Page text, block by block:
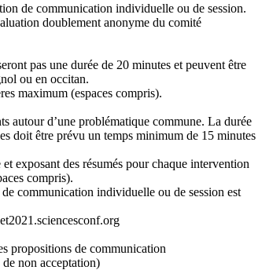
de communication individuelle ou de session.
doublement anonyme du comité
pas une durée de 20 minutes et peuvent être
ou en occitan.
maximum (espaces compris).
autour d’une problématique commune. La durée
doit être prévu un temps minimum de 15 minutes
exposant des résumés pour chaque intervention
compris).
communication individuelle ou de session est
propositions de communication
non acceptation)